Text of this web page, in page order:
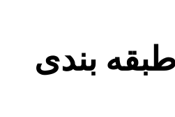
طبقه بندی